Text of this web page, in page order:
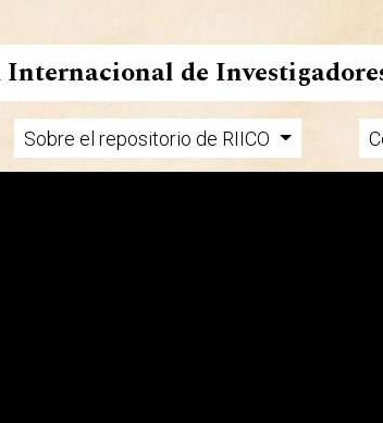
Internacional de
Sobre el repositorio de RIICO